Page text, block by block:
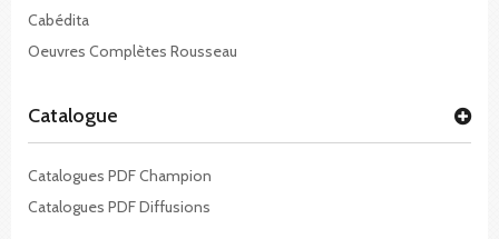
Cabédita
Oeuvres Complètes Rousseau
Catalogue
Catalogues PDF Champion
Catalogues PDF Diffusions